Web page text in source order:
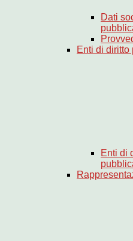
Dati
Enti di diritto
Enti di